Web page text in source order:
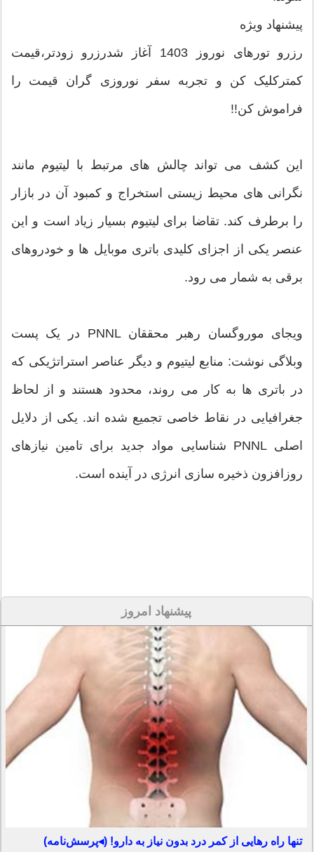
پیشنهاد ویژه
رزرو تورهای نوروز 1403 آغاز شدرزرو زودتر،قیمت
کمترکلیک کن و تجربه سفر نوروزی گران قیمت را
فراموش کن!!
این کشف می تواند چالش های مرتبط با لیتیوم مانند
نگرانی های محیط زیستی استخراج و کمبود آن در بازار
را برطرف کند. تقاضا برای لیتیوم بسیار زیاد است و این
عنصر یکی از اجزای کلیدی باتری موبایل ها و خودروهای
برقی به شمار می رود.
ویجای موروگسان رهبر محققان PNNL در یک پست
وبلاگی نوشت: منابع لیتیوم و دیگر عناصر استراتژیکی که
در باتری ها به کار می روند، محدود هستند و از لحاظ
جغرافیایی در نقاط خاصی تجمیع شده اند. یکی از دلایل
اصلی PNNL شناسایی مواد جدید برای تامین نیازهای
روزافزون ذخیره سازی انرژی در آینده است.
پیشنهاد امروز
تنها راه رهایی از کمر درد بدون نیاز به دارو! (◂پرسش‌نامه)